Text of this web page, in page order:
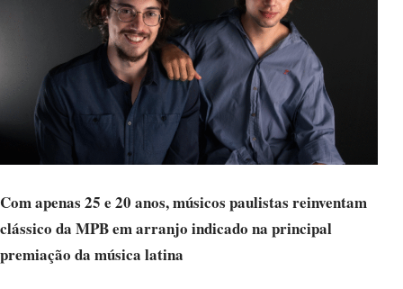
Com apenas 25 e 20 anos, músicos paulistas reinventam
clássico da MPB em arranjo indicado na principal
premiação da música latina